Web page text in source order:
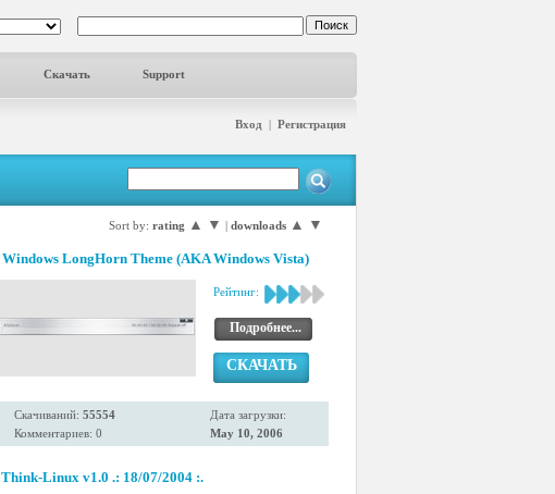
Скачать Support
Вход | Регистрация
Sort by: rating ▲ ▼ | downloads ▲ ▼
Windows LongHorn Theme (AKA Windows Vista)
Рейтинг:
Подробнее...
СКАЧАТЬ
Скачиваний: 55554
Комментариев: 0
Дата загрузки:
May 10, 2006
Think-Linux v1.0 .: 18/07/2004 :.